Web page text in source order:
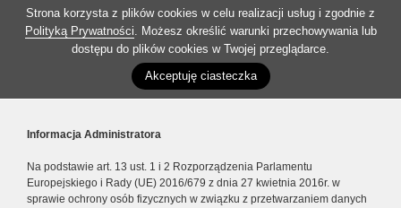
Strona korzysta z plików cookies w celu realizacji usług i zgodnie z
Polityką Prywatności. Możesz określić warunki przechowywania lub
dostępu do plików cookies w Twojej przeglądarce.
Akceptuję ciasteczka
Informacja Administratora
Na podstawie art. 13 ust. 1 i 2 Rozporządzenia Parlamentu
Europejskiego i Rady (UE) 2016/679 z dnia 27 kwietnia 2016r. w
sprawie ochrony osób fizycznych w związku z przetwarzaniem danych